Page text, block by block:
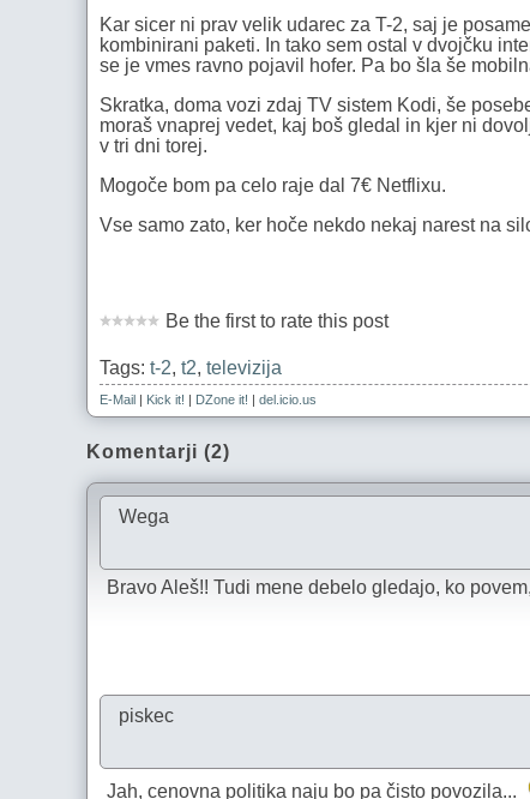
Kar sicer ni prav velik udarec za T-2, saj je
kombinirani paketi. In tako sem ostal v dvojčku
se je vmes ravno pojavil hofer. Pa bo šla še
Skratka, doma vozi zdaj TV sistem Kodi, še
moraš vnaprej vedet, kaj boš gledal in kjer ni
v tri dni torej.
Mogoče bom pa celo raje dal 7€ Netflixu.
Vse samo zato, ker hoče nekdo nekaj narest na
Be the first to rate this post
Tags: t-2, t2, televizija
E-Mail | Kick it! | DZone it! | del.icio.us
Komentarji (2)
Wega
Bravo Aleš!! Tudi mene debelo gledajo, ko
piskec
Jah, cenovna politika naju bo pa čisto povozila...